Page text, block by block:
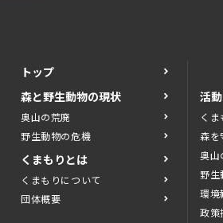
トップ
森と野生動物の現状
奥山の荒廃
野生動物の危機
くまもりとは
くまもりについて
団体概要
活
く
森を
奥山
野生
環境
政策